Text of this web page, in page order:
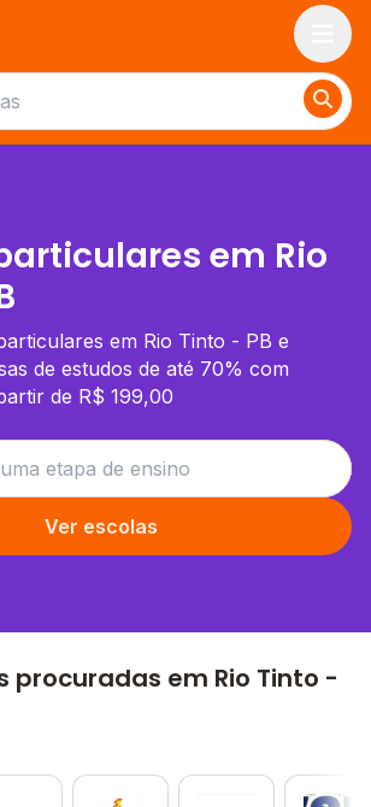
em Rio
em Rio Tinto - PB e
de estudos de até 70% com
de R$ 199,00
Ver escolas
procuradas em Rio Tinto -